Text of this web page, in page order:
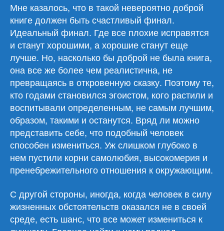
Мне казалось, что в такой невероятно доброй
книге должен быть счастливый финал.
Идеальный финал. Где все плохие исправятся
и станут хорошими, а хорошие станут еще
лучше. Но, насколько бы доброй не была книга,
она все же более чем реалистична, не
превращаясь в откровенную сказку. Поэтому те,
кто годами становился эгоистом, кого растили и
воспитывали определенным, не самым лучшим,
образом, такими и останутся. Вряд ли можно
представить себе, что подобный человек
способен измениться. Уж слишком глубоко в
нем пустили корни самолюбия, высокомерия и
пренебрежительного отношения к окружающим.
С другой стороны, иногда, когда человек в силу
жизненных обстоятельств оказался не в своей
среде, есть шанс, что все может измениться к